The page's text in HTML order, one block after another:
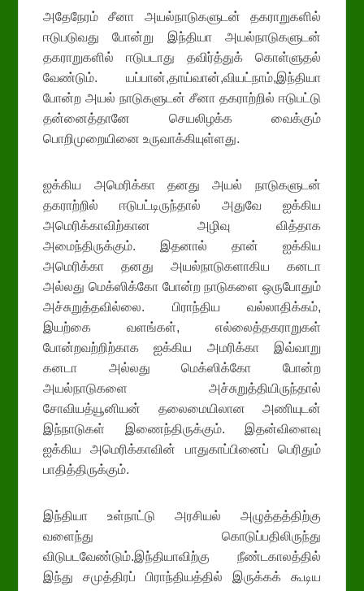
அதேநேரம் சீனா அயல்நாடுகளுடன் தகராறுகளில்
ஈடுபடுவது போன்று இந்தியா அயல்நாடுகளுடன்
தகராறுகளில் ஈடுபடாது தவிர்த்துக் கொள்ளுதல்
வேண்டும். யப்பான்,தாய்வான்,வியட்நாம்,இந்தியா
போன்ற அயல் நாடுகளுடன் சீனா தகராற்றில் ஈடுபட்டு
தன்னைத்தானே செயலிழக்க வைக்கும்
பொறிமுறையினை உருவாக்கியுள்ளது.
ஐக்கிய அமெரிக்கா தனது அயல் நாடுகளுடன்
தகராற்றில் ஈடுபட்டிருந்தால் அதுவே ஐக்கிய
அமெரிக்காவிற்கான அழிவு வித்தாக
அமைந்திருக்கும். இதனால் தான் ஐக்கிய
அமெரிக்கா தனது அயல்நாடுகளாகிய கனடா
அல்லது மெக்ஸிக்கோ போன்ற நாடுகளை ஒருபோதும்
அச்சுறுத்தவில்லை. பிராந்திய வல்லாதிக்கம்,
இயற்கை வளங்கள், எல்லைத்தகராறுகள்
போன்றவற்றிற்காக ஐக்கிய அமரிக்கா இவ்வாறு
கனடா அல்லது மெக்ஸிக்கோ போன்ற
அயல்நாடுகளை அச்சுறுத்தியிருந்தால்
சோவியத்யூனியன் தலைமையிலான அணியுடன்
இந்நாடுகள் இணைந்திருக்கும். இதன்விளைவு
ஐக்கிய அமெரிக்காவின் பாதுகாப்பினைப் பெரிதும்
பாதித்திருக்கும்.
இந்தியா உள்நாட்டு அரசியல் அழுத்தத்திற்கு
வளைந்து கொடுப்பதிலிருந்து
விடுபடவேண்டும்.இந்தியாவிற்கு நீண்டகாலத்தில்
இந்து சமுத்திரப் பிராந்தியத்தில் இருக்கக் கூடிய